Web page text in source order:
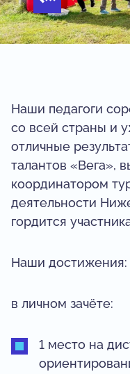
Наши педагоги
со всей страны и
отличные
талантов «Вега»,
координатором
деятельности
гордится
Наши достижения:
в личном зачёте:
1 место на